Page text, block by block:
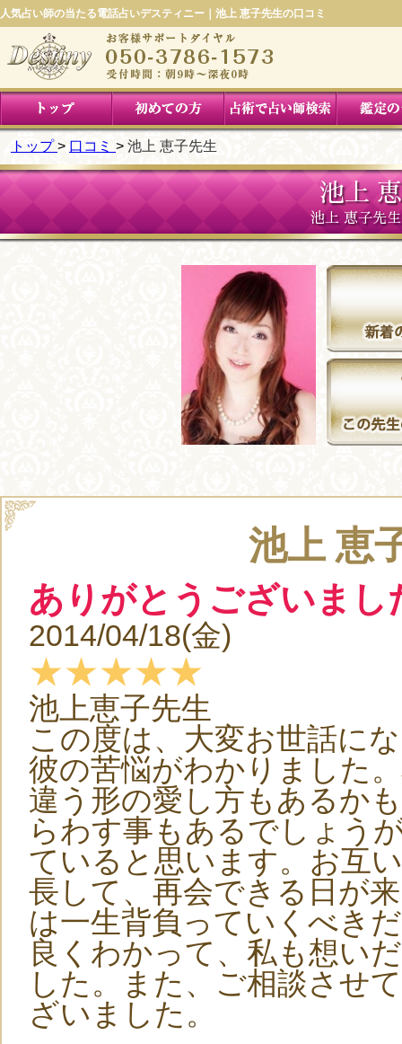
人気占い師の当たる電話占いデスティニー｜池上 恵子先生の口コミ
トップ 口コミ 池上 恵子先生
池上
池上 恵子先
池上 恵
ありがとうございまし
2014/04/18(金)
★★★★★
池上恵子先生
この度は、大変お世話に
彼の苦悩がわかりました
違う形の愛し方もあるか
らわす事もあるでしょう
ていると思います。お互
長して、再会できる日が
は一生背負っていくべき
良くわかって、私も想い
した。また、ご相談させ
ざいました。